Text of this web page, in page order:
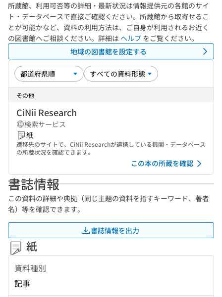
所蔵館、利用可否等の詳細・最新状況は情報提供元の各館のサイ
ト・データベースで直接ご確認ください。所蔵館から取寄せるこ
とが可能かなど、資料の利用方法は、ご自身が利用されるお近く
の図書館へご相談ください。詳細は ヘルプ をご覧ください。
地域の図書館を設定する
その他
CiNii Research
検索サービス
紙
遷移先のサイトで、CiNii Researchが連携している機関・データベース
の所蔵状況を確認できます。
この本の所蔵を確認
書誌情報
この資料の詳細や典拠（同じ主題の資料を指すキーワード、著者
名）等を確認できます。
書誌情報を出力
紙
資料種別
記事